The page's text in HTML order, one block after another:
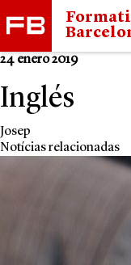
24 enero 2019
Inglés
Josep
Notícias relacionadas